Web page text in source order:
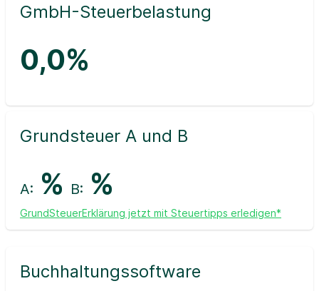
GmbH-Steuerbelastung
0,0%
Grundsteuer A und B
A: % B: %
GrundSteuerErklärung jetzt mit Steuertipps erledigen*
Buchhaltungssoftware